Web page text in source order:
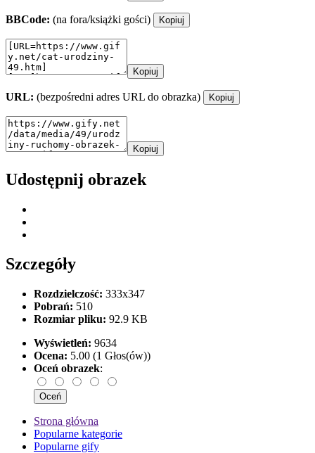
BBCode: (na fora/książki gości) Kopiuj
Kopiuj
URL: (bezpośredni adres URL do obrazka) Kopiuj
Kopiuj
Udostępnij obrazek
Szczegóły
Rozdzielczość: 333x347
Pobrań: 510
Rozmiar pliku: 92.9 KB
Wyświetleń: 9634
Ocena: 5.00 (1 Głos(ów))
Oceń obrazek:
Strona główna
Popularne kategorie
Popularne gify